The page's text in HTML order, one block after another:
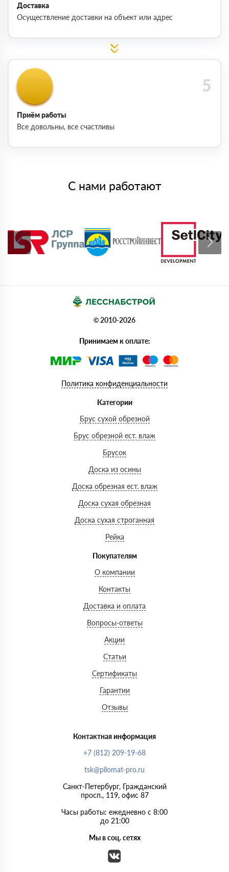
Доставка
Осуществление доставки на объект или адрес
Приём работы
Все довольны, все счастливы
С нами работают
© 2010-2026
Принимаем к оплате:
Политика конфиденциальности
Категории
Брус сухой обрезной
Брус обрезной ест. влаж
Брусок
Доска из осины
Доска обрезная ест. влаж
Доска сухая обрезная
Доска сухая строганная
Рейка
Покупателям
О компании
Контакты
Доставка и оплата
Вопросы-ответы
Акции
Статьи
Сертификаты
Гарантии
Отзывы
Контактная информация
+7 (812) 209-19-68
tsk@pilomat-pro.ru
Санкт-Петербург, Гражданский
просп., 119, офис 87
Часы работы: ежедневно с 8:00
до 21:00
Мы в соц. сетях